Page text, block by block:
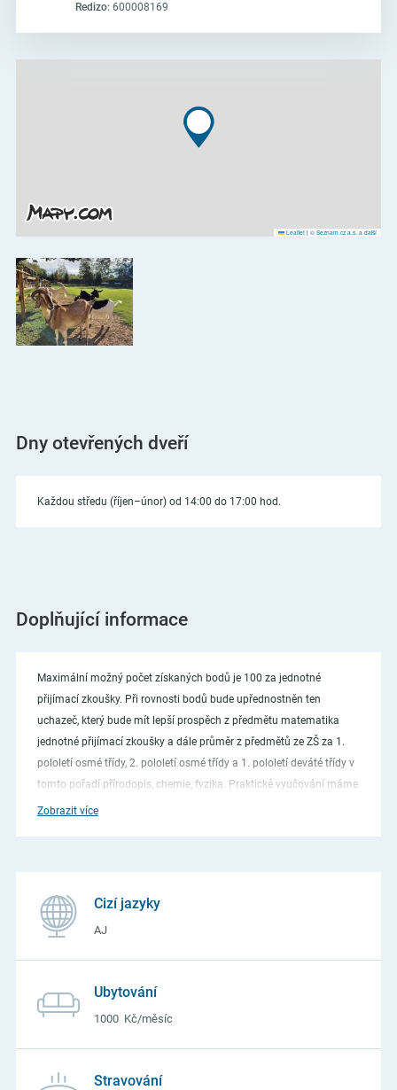
Redizo:600008169
Leaflet | © Seznam.cz a.s. a další
Dny otevřených dveří
Každou středu (říjen–únor) od 14:00 do 17:00 hod.
Doplňující informace
Maximální možný počet získaných bodů je 100 za jednotné
přijímací zkoušky. Při rovnosti bodů bude upřednostněn ten
uchazeč, který bude mít lepší prospěch z předmětu matematika
jednotné přijímací zkoušky a dále průměr z předmětů ze ZŠ za 1.
pololetí osmé třídy, 2. pololetí osmé třídy a 1. pololetí deváté třídy v
tomto pořadí přírodopis, chemie, fyzika. Praktické vyučování máme
u 52 podniků. Ubytování v domově mládeže ve škole, u Hvízdala a
Zobrazit více
Cizí jazyky
AJ
Ubytování
1000 Kč/měsíc
Stravování